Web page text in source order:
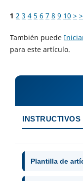
1 2 3 4 5 6 7 8 9 10 >
También puede
para este artículo.
INSTRUCTIVOS
Plantilla de